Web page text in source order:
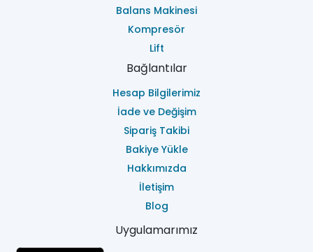
Balans Makinesi
Kompresör
Lift
Bağlantılar
Hesap Bilgilerimiz
İade ve Değişim
Sipariş Takibi
Bakiye Yükle
Hakkımızda
İletişim
Blog
Uygulamarımız